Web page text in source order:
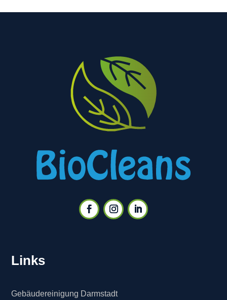
Links
Gebäudereinigung Darmstadt